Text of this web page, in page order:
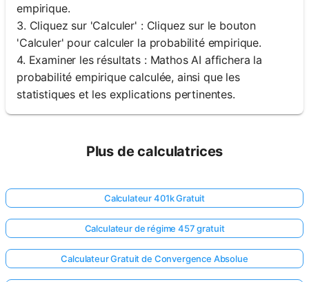
empirique.
3. Cliquez sur 'Calculer' : Cliquez sur le bouton
'Calculer' pour calculer la probabilité empirique.
4. Examiner les résultats : Mathos AI affichera la
probabilité empirique calculée, ainsi que les
statistiques et les explications pertinentes.
Plus de calculatrices
Calculateur 401k Gratuit
Calculateur de régime 457 gratuit
Calculateur Gratuit de Convergence Absolue